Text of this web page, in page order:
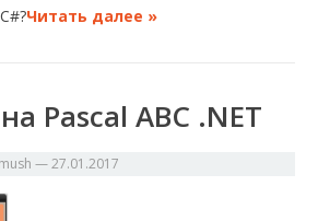
Читать далее »
Pascal ABC .NET
—27.01.2017